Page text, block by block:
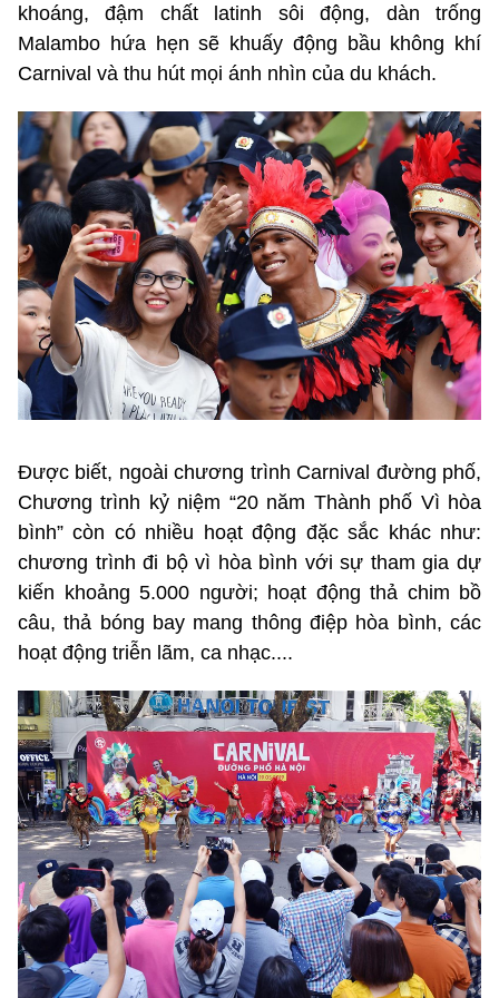
khoáng, đậm chất latinh sôi động, dàn trống
Malambo hứa hẹn sẽ khuấy động bầu không khí
Carnival và thu hút mọi ánh nhìn của du khách.
Được biết, ngoài chương trình Carnival đường phố,
Chương trình kỷ niệm “20 năm Thành phố Vì hòa
bình” còn có nhiều hoạt động đặc sắc khác như:
chương trình đi bộ vì hòa bình với sự tham gia dự
kiến khoảng 5.000 người; hoạt động thả chim bồ
câu, thả bóng bay mang thông điệp hòa bình, các
hoạt động triễn lãm, ca nhạc....